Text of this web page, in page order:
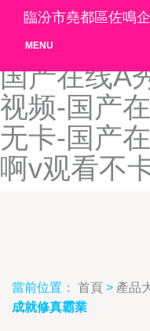
国产在线
av导航-国
国产在线A
视频-国产
无卡-国产
啊v观看不
臨汾市堯都區佐鳴
MENU
當前位置： 首頁 > 產品
成就修真霸業